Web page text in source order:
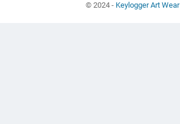
© 2024 - Keylogger Art Wear